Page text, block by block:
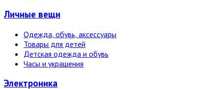
Личные вещи
Одежда, обувь, аксессуары
Товары для детей
Детская одежда и обувь
Часы и украшения
Электро­ника